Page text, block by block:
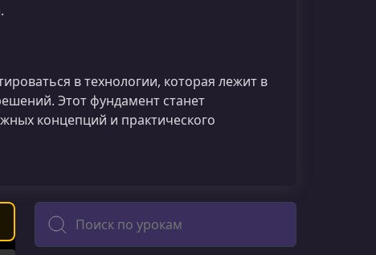
в технологии, которая лежит в
Этот фундамент станет
концепций и практического
Поиск